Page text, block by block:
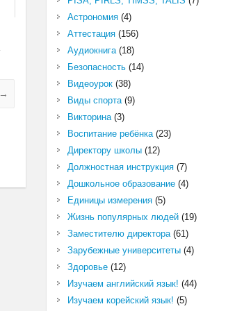
→
Астрономия(4)
Аттестация(156)
Аудиокнига(18)
Безопасность(14)
Видеоурок(38)
Виды спорта(9)
Викторина(3)
Воспитание ребёнка(23)
Директору школы(12)
Должностная инструкция(7)
Дошкольное образование(4)
Единицы измерения(5)
Жизнь популярных людей(19)
Заместителю директора(61)
Зарубежные университеты(4)
Здоровье(12)
Изучаем английский язык! (44)
Изучаем корейский язык! (5)